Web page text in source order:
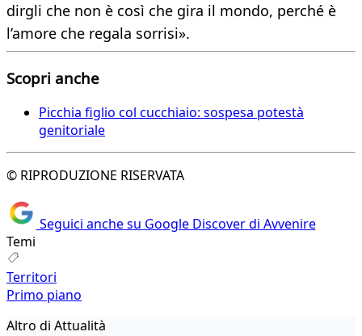
dirgli che non è così che gira il mondo, perché è
l’amore che regala sorrisi».
Scopri anche
Picchia figlio col cucchiaio: sospesa potestà
genitoriale
© RIPRODUZIONE RISERVATA
Seguici anche su Google Discover di Avvenire
Temi
Territori
Primo piano
Altro di Attualità